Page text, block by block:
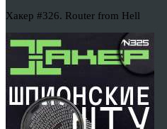
Хакер #326. Router from Hell